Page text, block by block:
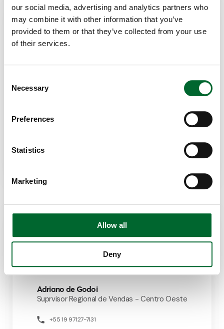
our social media, advertising and analytics partners who
may combine it with other information that you’ve
provided to them or that they’ve collected from your use
of their services.
Selection
Necessary
Preferences
Statistics
Marketing
Allow all
Deny
Adriano de Godoi
Suprvisor Regional de Vendas - Centro Oeste
+55 19 97127-7131